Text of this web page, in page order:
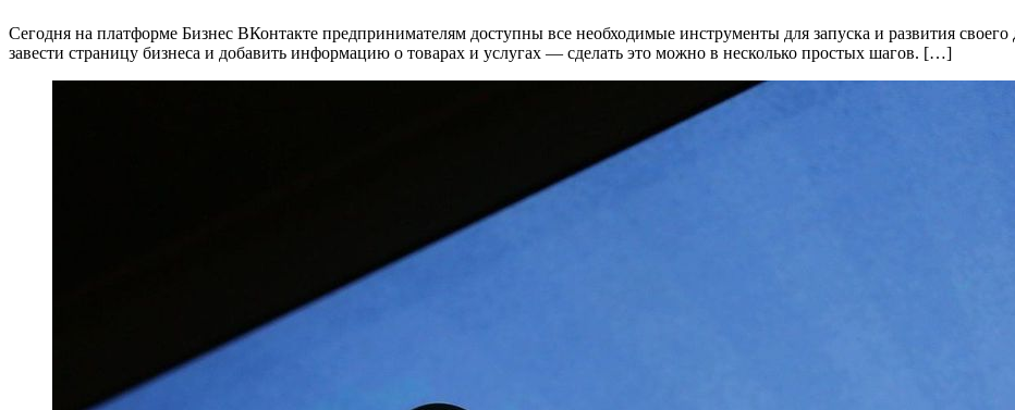
Сегодня на платформе Бизнес ВКонтакте предпринимателям доступны все необходимые инструменты для запуска и развития своего
завести страницу бизнеса и добавить информацию о товарах и услугах — сделать это можно в несколько простых шагов. […]